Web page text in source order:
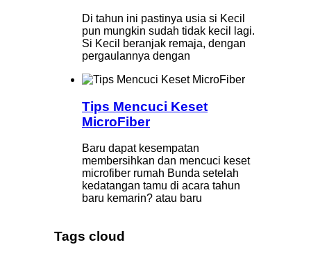
Di tahun ini pastinya usia si Kecil
pun mungkin sudah tidak kecil lagi.
Si Kecil beranjak remaja, dengan
pergaulannya dengan
Tips Mencuci Keset
MicroFiber
Baru dapat kesempatan
membersihkan dan mencuci keset
microfiber rumah Bunda setelah
kedatangan tamu di acara tahun
baru kemarin? atau baru
Tags cloud